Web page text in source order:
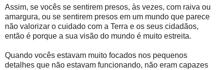
Assim, se vocês se sentirem presos, às vezes, com raiva ou
amargura, ou se sentirem presos em um mundo que parece
não valorizar o cuidado com a Terra e os seus cidadãos,
então é porque a sua visão do mundo é muito estreita.
Quando vocês estavam muito focados nos pequenos
detalhes que não estavam funcionando, não eram capazes